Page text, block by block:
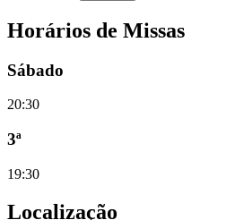
Horários de Missas
Sábado
20:30
3ª
19:30
Localização